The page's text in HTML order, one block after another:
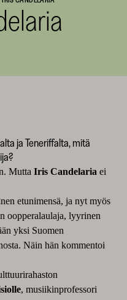
ja Teneriffalta, mitä
Mutta Iris Candelaria ei
etunimensä, ja nyt myös
oopperalaulaja, lyyrinen
yksi Suomen
Näin hän kommentoi
, musiikinprofessori